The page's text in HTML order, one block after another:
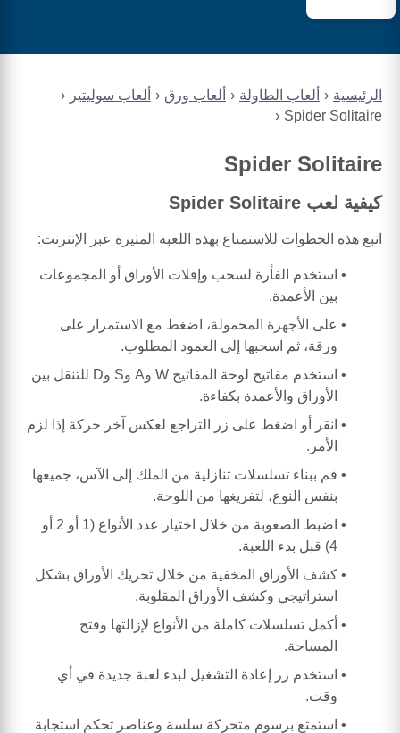
الرئيسية ألعاب الطاولة ألعاب ورق
ألعاب سوليتير
Spider Solitaire
Spider Solitaire
كيفية لعب Spider Solitaire
اتبع هذه الخطوات للاستمتاع بهذه اللعبة المثيرة عبر الإنترنت:
استخدم الفأرة لسحب وإفلات الأوراق أو المجموعات
بين الأعمدة.
على الأجهزة المحمولة، اضغط مع الاستمرار على
ورقة، ثم اسحبها إلى العمود المطلوب.
استخدم مفاتيح لوحة المفاتيح W وA وS وD للتنقل بين
الأوراق والأعمدة بكفاءة.
انقر أو اضغط على زر التراجع لعكس آخر حركة إذا لزم
الأمر.
قم ببناء تسلسلات تنازلية من الملك إلى الآس، جميعها
بنفس النوع، لتفريغها من اللوحة.
اضبط الصعوبة من خلال اختيار عدد الأنواع (1 أو 2 أو
4) قبل بدء اللعبة.
كشف الأوراق المخفية من خلال تحريك الأوراق بشكل
استراتيجي وكشف الأوراق المقلوبة.
أكمل تسلسلات كاملة من الأنواع لإزالتها وفتح
المساحة.
استخدم زر إعادة التشغيل لبدء لعبة جديدة في أي
وقت.
استمتع برسوم متحركة سلسة وعناصر تحكم استجابة